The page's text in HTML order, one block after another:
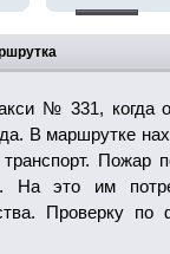
№ 331, когда
В маршрутке
Пожар
На это им
Проверку по